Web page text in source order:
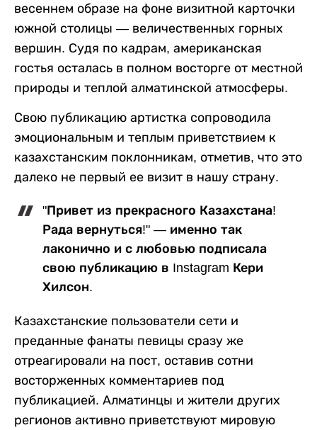
весеннем образе на фоне визитной карточки
южной столицы — величественных горных
вершин. Судя по кадрам, американская
гостья осталась в полном восторге от местной
природы и теплой алматинской атмосферы.
Свою публикацию артистка сопроводила
эмоциональным и теплым приветствием к
казахстанским поклонникам, отметив, что это
далеко не первый ее визит в нашу страну.
"Привет из прекрасного Казахстана!
Рада вернуться!" — именно так
лаконично и с любовью подписала
свою публикацию в Instagram Кери
Хилсон.
Казахстанские пользователи сети и
преданные фанаты певицы сразу же
отреагировали на пост, оставив сотни
восторженных комментариев под
публикацией. Алматинцы и жители других
регионов активно приветствуют мировую